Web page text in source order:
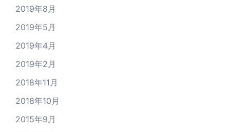
2019年8月
2019年5月
2019年4月
2019年2月
2018年11月
2018年10月
2015年9月